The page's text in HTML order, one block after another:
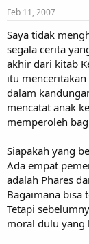
s
t
a
r
t
e
r
Feb 11, 2007
Saya tidak
segala cerita
akhir dari kitab
itu
dalam
mencatat anak
memperoleh
Siapakah yang
Ada empat
adalah Phares
Bagaimana bisa
Tetapi
moral dulu yang